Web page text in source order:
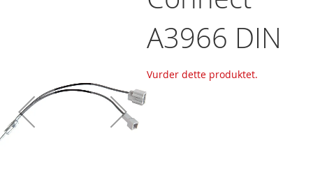
A3966 DIN
Vurder dette produktet.